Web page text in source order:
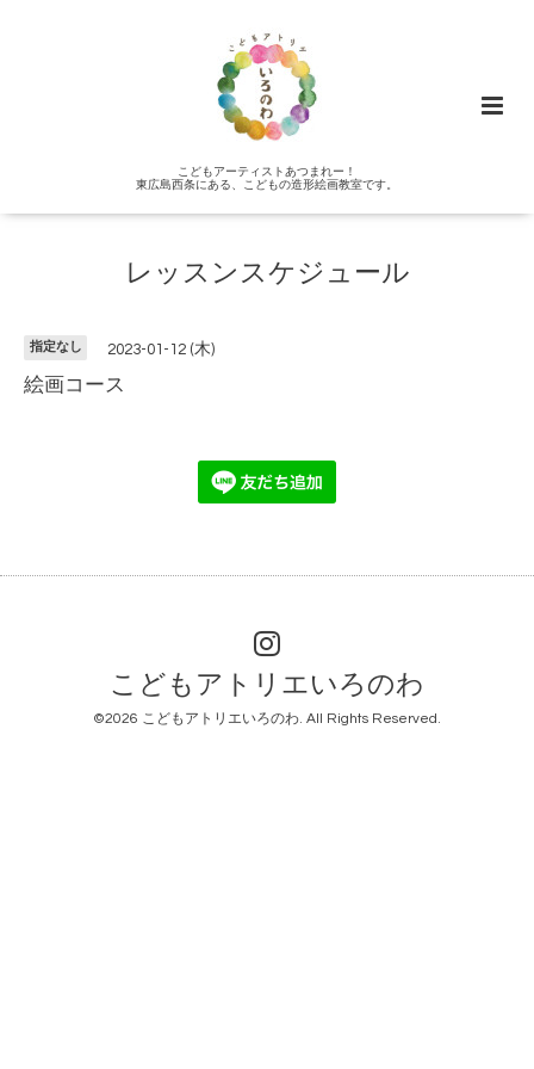
こどもアーティストあつまれー！
東広島西条にある、こどもの造形絵画教室です。
レッスンスケジュール
指定なし 2023-01-12 (木)
絵画コース
こどもアトリエいろのわ
©2026 こどもアトリエいろのわ. All Rights Reserved.